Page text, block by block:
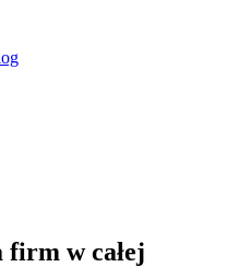
firm w całej